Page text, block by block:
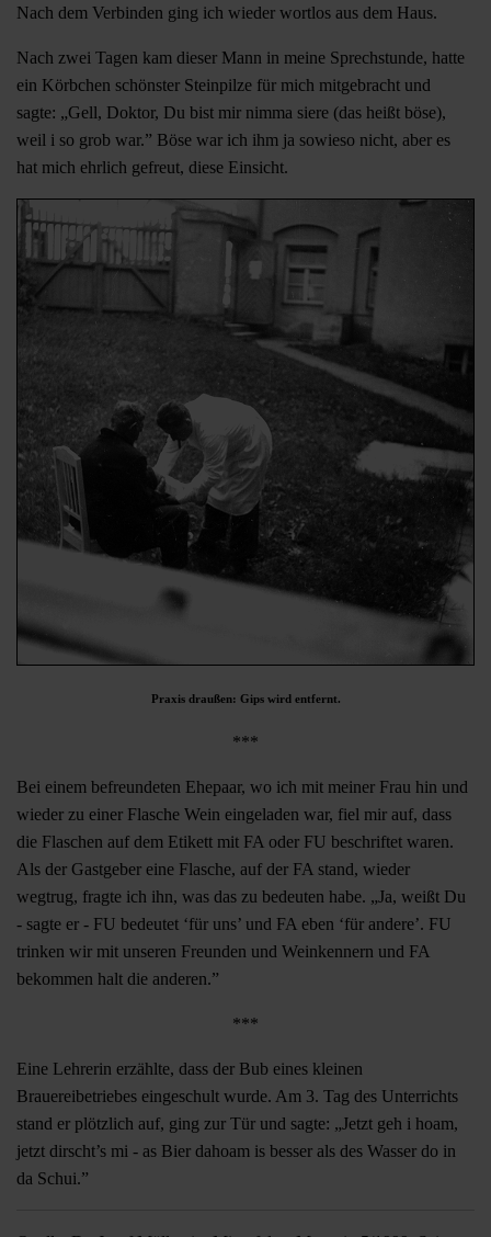
Nach dem Verbinden ging ich wieder wortlos aus dem Haus.
Nach zwei Tagen kam dieser Mann in meine Sprechstunde, hatte
ein Körbchen schönster Steinpilze für mich mitgebracht und
sagte: „Gell, Doktor, Du bist mir nimma siere (das heißt böse),
weil i so grob war.” Böse war ich ihm ja sowieso nicht, aber es
hat mich ehrlich gefreut, diese Einsicht.
Praxis draußen: Gips wird entfernt.
***
Bei einem befreundeten Ehepaar, wo ich mit meiner Frau hin und
wieder zu einer Flasche Wein eingeladen war, fiel mir auf, dass
die Flaschen auf dem Etikett mit FA oder FU beschriftet waren.
Als der Gastgeber eine Flasche, auf der FA stand, wieder
wegtrug, fragte ich ihn, was das zu bedeuten habe. „Ja, weißt Du
- sagte er - FU bedeutet ‘für uns’ und FA eben ‘für andere’. FU
trinken wir mit unseren Freunden und Weinkennern und FA
bekommen halt die anderen.”
***
Eine Lehrerin erzählte, dass der Bub eines kleinen
Brauereibetriebes eingeschult wurde. Am 3. Tag des Unterrichts
stand er plötzlich auf, ging zur Tür und sagte: „Jetzt geh i hoam,
jetzt dirscht’s mi - as Bier dahoam is besser als des Wasser do in
da Schui.”